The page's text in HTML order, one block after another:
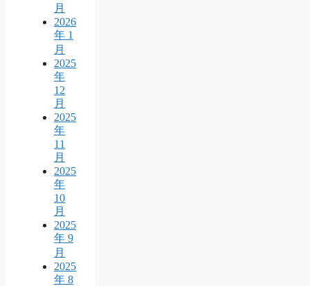
月
2026
年 1
月
2025
年
12
月
2025
年
11
月
2025
年
10
月
2025
年 9
月
2025
年 8